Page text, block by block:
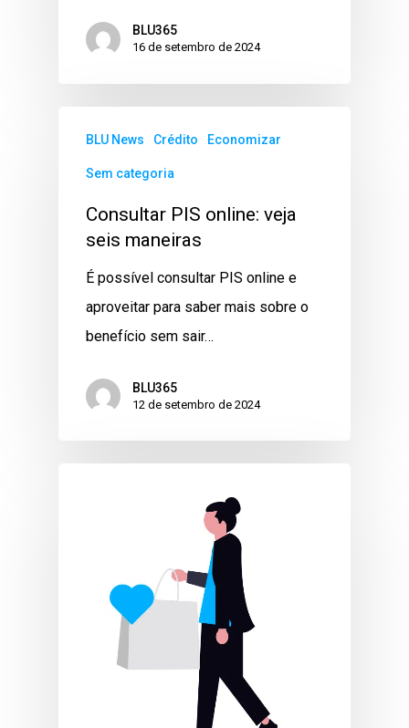
BLU365
16 de setembro de 2024
BLU News Crédito Economizar
Sem categoria
Consultar PIS online: veja
seis maneiras
É possível consultar PIS online e
aproveitar para saber mais sobre o
benefício sem sair…
BLU365
12 de setembro de 2024